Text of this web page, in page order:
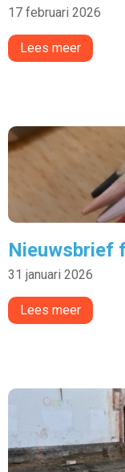
17 februari 2026
Lees meer
Nieuwsbrief
31 januari 2026
Lees meer